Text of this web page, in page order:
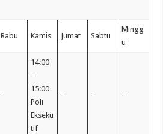
Rabu Kamis Jumat Sabtu
Mingg
u
–
14:00
–
15:00
Poli
Ekseku
tif
– – –